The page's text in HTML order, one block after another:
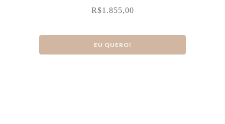
R$1.855,00
EU QUERO!